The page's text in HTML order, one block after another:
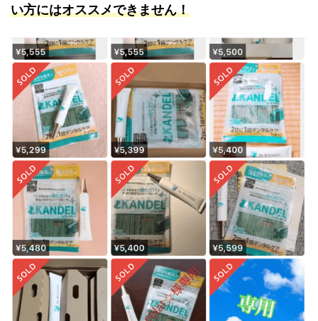
い方にはオススメできません！